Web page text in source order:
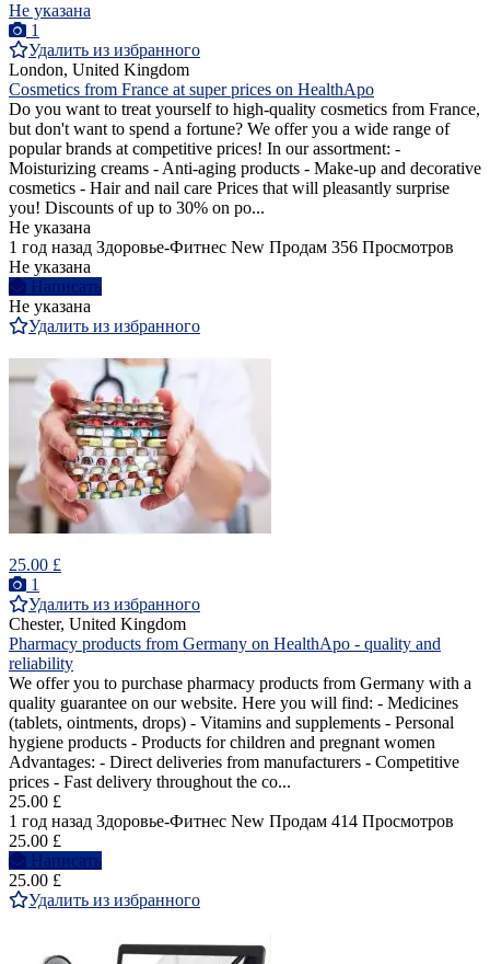
Не указана
1
Удалить из избранного
London, United Kingdom
Cosmetics from France at super prices on HealthApo
Do you want to treat yourself to high-quality cosmetics from France,
but don't want to spend a fortune? We offer you a wide range of
popular brands at competitive prices! In our assortment: -
Moisturizing creams - Anti-aging products - Make-up and decorative
cosmetics - Hair and nail care Prices that will pleasantly surprise
you! Discounts of up to 30% on po...
Не указана
1 год назад Здоровье-Фитнес New Продам 356 Просмотров
Не указана
Написать
Не указана
Удалить из избранного
25.00 £
1
Удалить из избранного
Chester, United Kingdom
Pharmacy products from Germany on HealthApo - quality and
reliability
We offer you to purchase pharmacy products from Germany with a
quality guarantee on our website. Here you will find: - Medicines
(tablets, ointments, drops) - Vitamins and supplements - Personal
hygiene products - Products for children and pregnant women
Advantages: - Direct deliveries from manufacturers - Competitive
prices - Fast delivery throughout the co...
25.00 £
1 год назад Здоровье-Фитнес New Продам 414 Просмотров
25.00 £
Написать
25.00 £
Удалить из избранного